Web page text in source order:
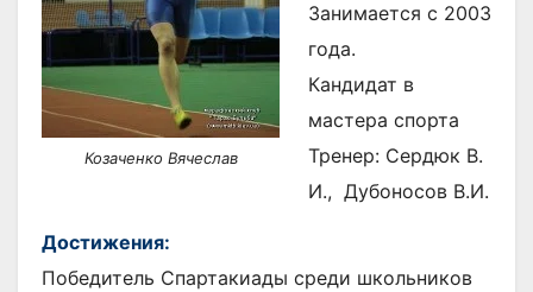
Козаченко Вячеслав
Занимается с 2003
года.
Кандидат в
мастера спорта
Тренер: Сердюк В.
И., Дубоносов В.И.
Достижения:
Победитель Спартакиады среди школьников